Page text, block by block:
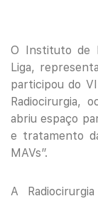
O Instituto de
Liga,
participou do
Radiocirurgia,
abriu espaço
e tratamento
MAVs”.
A